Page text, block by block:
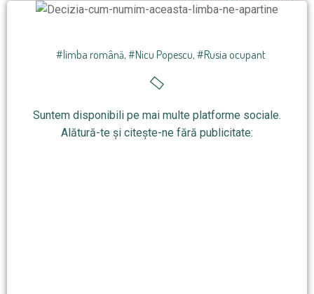
#limba română, #Nicu Popescu, #Rusia ocupant
Suntem disponibili pe mai multe platforme sociale.
Alătură-te și citește-ne fără publicitate: